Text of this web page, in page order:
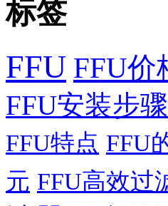
标签
FFU FFU价
FFU安装步骤
FFU特点 FFU
元 FFU高效过